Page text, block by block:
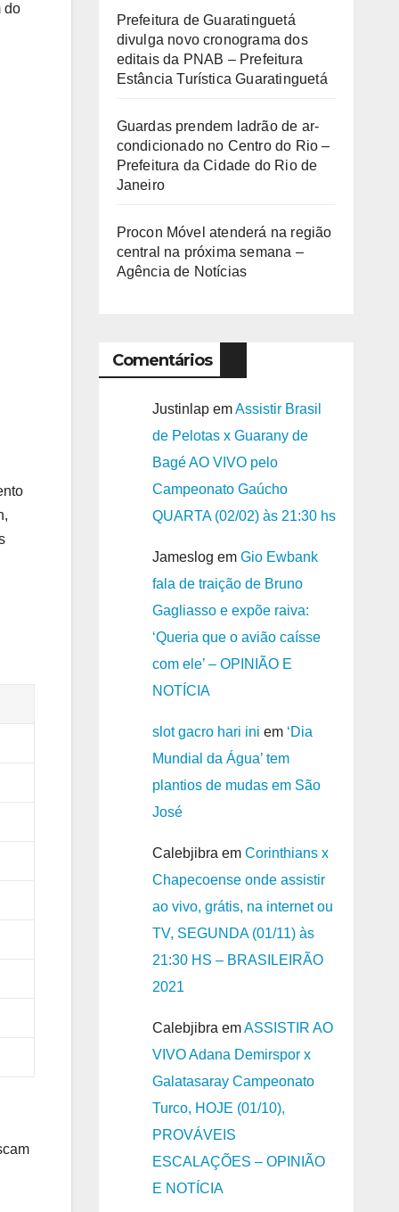
do
Prefeitura de Guaratinguetá
divulga novo cronograma dos
editais da PNAB – Prefeitura
Estância Turística Guaratinguetá
Guardas prendem ladrão de ar-
condicionado no Centro do Rio –
Prefeitura da Cidade do Rio de
Janeiro
Procon Móvel atenderá na região
central na próxima semana –
Agência de Notícias
Comentários
JustinlapemAssistir Brasil
de Pelotas x Guarany de
Bagé AO VIVO pelo
Campeonato Gaúcho
QUARTA (02/02) às 21:30 hs
Jameslog em Gio Ewbank
fala de traição de Bruno
Gagliasso e expõe raiva:
‘Queria que o avião caísse
com ele’ – OPINIÃO E
NOTÍCIA
slot gacro hari ini em ‘Dia
Mundial da Água’ tem
plantios de mudas em São
José
Calebjibra em Corinthians x
Chapecoense onde assistir
ao vivo, grátis, na internet ou
TV, SEGUNDA (01/11) às
21:30 HS – BRASILEIRÃO
2021
Calebjibra emASSISTIR AO
VIVO Adana Demirspor x
Galatasaray Campeonato
Turco, HOJE (01/10),
PROVÁVEIS
ESCALAÇÕES – OPINIÃO
E NOTÍCIA